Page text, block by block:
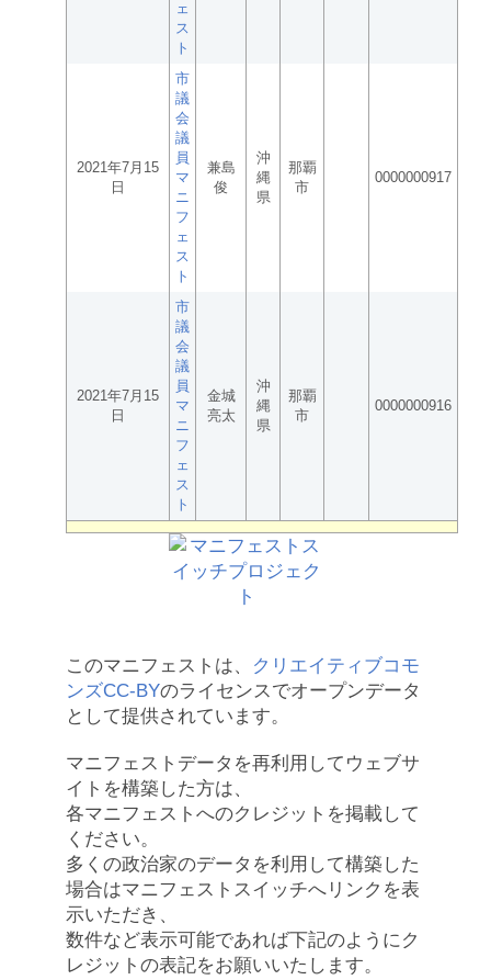
ェ
ス
ト
2021年7月15
日
市
議
会
議
員
マ
ニ
フ
ェ
ス
ト
兼島
俊
沖
縄
県
那覇
市
0000000917
2021年7月15
日
市
議
会
議
員
マ
ニ
フ
ェ
ス
ト
金城
亮太
沖
縄
県
那覇
市
0000000916
このマニフェストは、
クリエイティブコモ
ンズCC-BYのライセンスでオープンデータ
として提供されています。
マニフェストデータを再利用してウェブサ
イトを構築した方は、
各マニフェストへのクレジットを掲載して
ください。
多くの政治家のデータを利用して構築した
場合はマニフェストスイッチへリンクを表
示いただき、
数件など表示可能であれば下記のようにク
レジットの表記をお願いいたします。